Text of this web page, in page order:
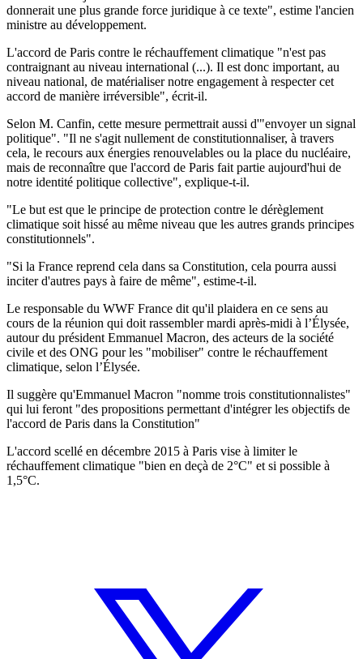
donnerait une plus grande force juridique à ce texte", estime l'ancien
ministre au développement.
L'accord de Paris contre le réchauffement climatique "n'est pas
contraignant au niveau international (...). Il est donc important, au
niveau national, de matérialiser notre engagement à respecter cet
accord de manière irréversible", écrit-il.
Selon M. Canfin, cette mesure permettrait aussi d'"envoyer un signal
politique". "Il ne s'agit nullement de constitutionnaliser, à travers
cela, le recours aux énergies renouvelables ou la place du nucléaire,
mais de reconnaître que l'accord de Paris fait partie aujourd'hui de
notre identité politique collective", explique-t-il.
"Le but est que le principe de protection contre le dérèglement
climatique soit hissé au même niveau que les autres grands principes
constitutionnels".
"Si la France reprend cela dans sa Constitution, cela pourra aussi
inciter d'autres pays à faire de même", estime-t-il.
Le responsable du WWF France dit qu'il plaidera en ce sens au
cours de la réunion qui doit rassembler mardi après-midi à l’Élysée,
autour du président Emmanuel Macron, des acteurs de la société
civile et des ONG pour les "mobiliser" contre le réchauffement
climatique, selon l’Élysée.
Il suggère qu'Emmanuel Macron "nomme trois constitutionnalistes"
qui lui feront "des propositions permettant d'intégrer les objectifs de
l'accord de Paris dans la Constitution"
L'accord scellé en décembre 2015 à Paris vise à limiter le
réchauffement climatique "bien en deçà de 2°C" et si possible à
1,5°C.